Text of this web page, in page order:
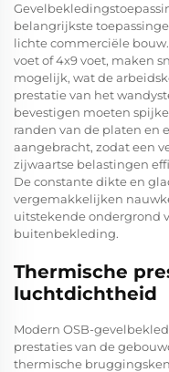
belangrijkste
lichte commerciële
voet of 4x9 voet, maken
mogelijk, wat de
prestatie van het
bevestigen moeten
randen van de platen en
aangebracht, zodat een
zijwaartse belastingen
De constante dikte en
vergemakkelijken
uitstekende ondergrond
buitenbekleding.
Thermische
luchtdichtheid
Modern OSB-
prestaties van de
thermische